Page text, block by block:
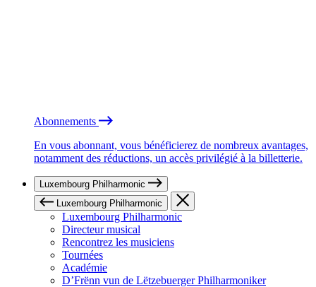
Abonnements
En vous abonnant, vous bénéficierez de nombreux avantages,
notamment des réductions, un accès privilégié à la billetterie.
Luxembourg Philharmonic
Luxembourg Philharmonic
Luxembourg Philharmonic
Directeur musical
Rencontrez les musiciens
Tournées
Académie
D’Frënn vun de Lëtzebuerger Philharmoniker